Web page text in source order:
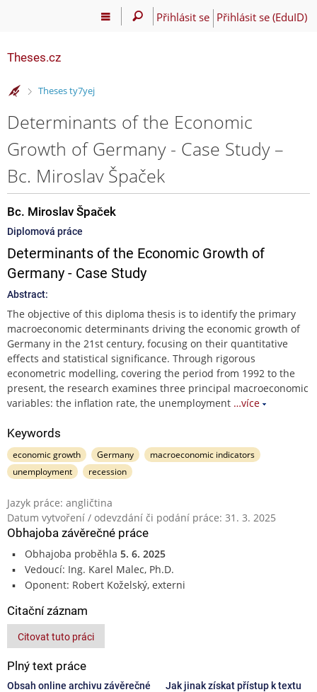
Přihlásit se Přihlásit se (EduID)
Theses.cz
>
Theses ty7yej
Determinants of the Economic
Growth of Germany - Case Study –
Bc. Miroslav Špaček
Bc. Miroslav Špaček
Diplomová práce
Determinants of the Economic Growth of
Germany - Case Study
Abstract:
The objective of this diploma thesis is to identify the primary
macroeconomic determinants driving the economic growth of
Germany in the 21st century, focusing on their quantitative
effects and statistical significance. Through rigorous
econometric modelling, covering the period from 1992 to the
present, the research examines three principal macroeconomic
variables: the inflation rate, the unemployment …více
Keywords
economic growth Germany
macroeconomic indicators
unemployment
recession
Jazyk práce: angličtina
Datum vytvoření / odevzdání či podání práce: 31. 3. 2025
Obhajoba závěrečné práce
Obhajoba proběhla 5. 6. 2025
Vedoucí: Ing. Karel Malec, Ph.D.
Oponent: Robert Koželský, externi
Citační záznam
Citovat tuto práci
Plný text práce
Obsah online archivu závěrečné
Jak jinak získat přístup k textu